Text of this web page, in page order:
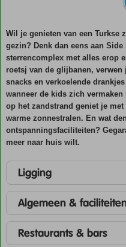
Wil je genieten van een Turkse
gezin? Denk dan eens aan
sterrencomplex met alles erop
roetsj van de glijbanen,
snacks en verkoelende
wanneer de kids zich
op het zandstrand geniet je
warme zonnestralen. En wat
ontspanningsfaciliteiten?
meer naar huis wilt.
Ligging
Algemeen &
Restaurants & bars